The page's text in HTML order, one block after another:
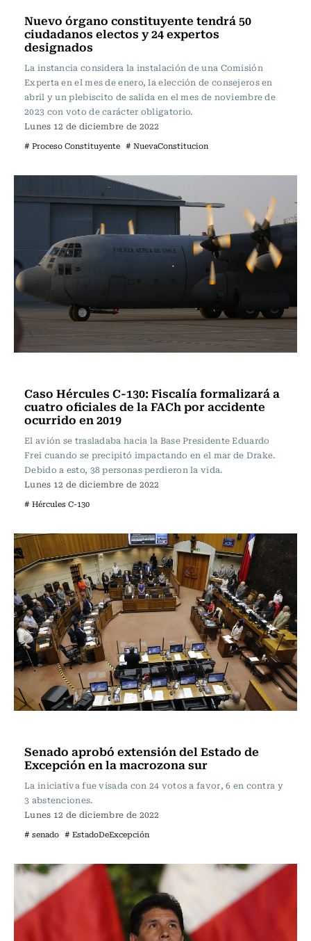
Nuevo órgano constituyente tendrá 50
ciudadanos electos y 24 expertos
designados
La instancia considera la instalación de una Comisión
Experta en el mes de enero, la elección de consejeros en
abril y un plebiscito de salida en el mes de noviembre de
2023 con voto de carácter obligatorio.
Lunes 12 de diciembre de 2022
# Proceso Constituyente # NuevaConstitucion
Caso Hércules C-130: Fiscalía formalizará a
cuatro oficiales de la FACh por accidente
ocurrido en 2019
El avión se trasladaba hacia la Base Presidente Eduardo
Frei cuando se precipitó impactando en el mar de Drake.
Debido a esto, 38 personas perdieron la vida.
Lunes 12 de diciembre de 2022
# Hércules C-130
Senado aprobó extensión del Estado de
Excepción en la macrozona sur
La iniciativa fue visada con 24 votos a favor, 6 en contra y
3 abstenciones.
Lunes 12 de diciembre de 2022
# senado # EstadoDeExcepción